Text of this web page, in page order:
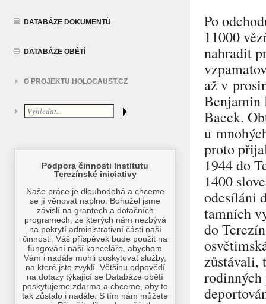
DATABÁZE DOKUMENTŮ
DATABÁZE OBĚTÍ
O PROJEKTU HOLOCAUST.CZ
Po
11000
nahradit
až v
Benjamin
Baeck.
u
proto
1944 do
1400
odesíláni
tamních
do
zůstávali,